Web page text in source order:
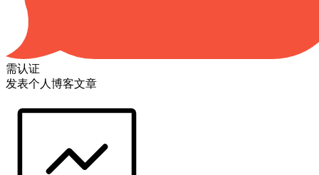
需认证
发表个人博客文章